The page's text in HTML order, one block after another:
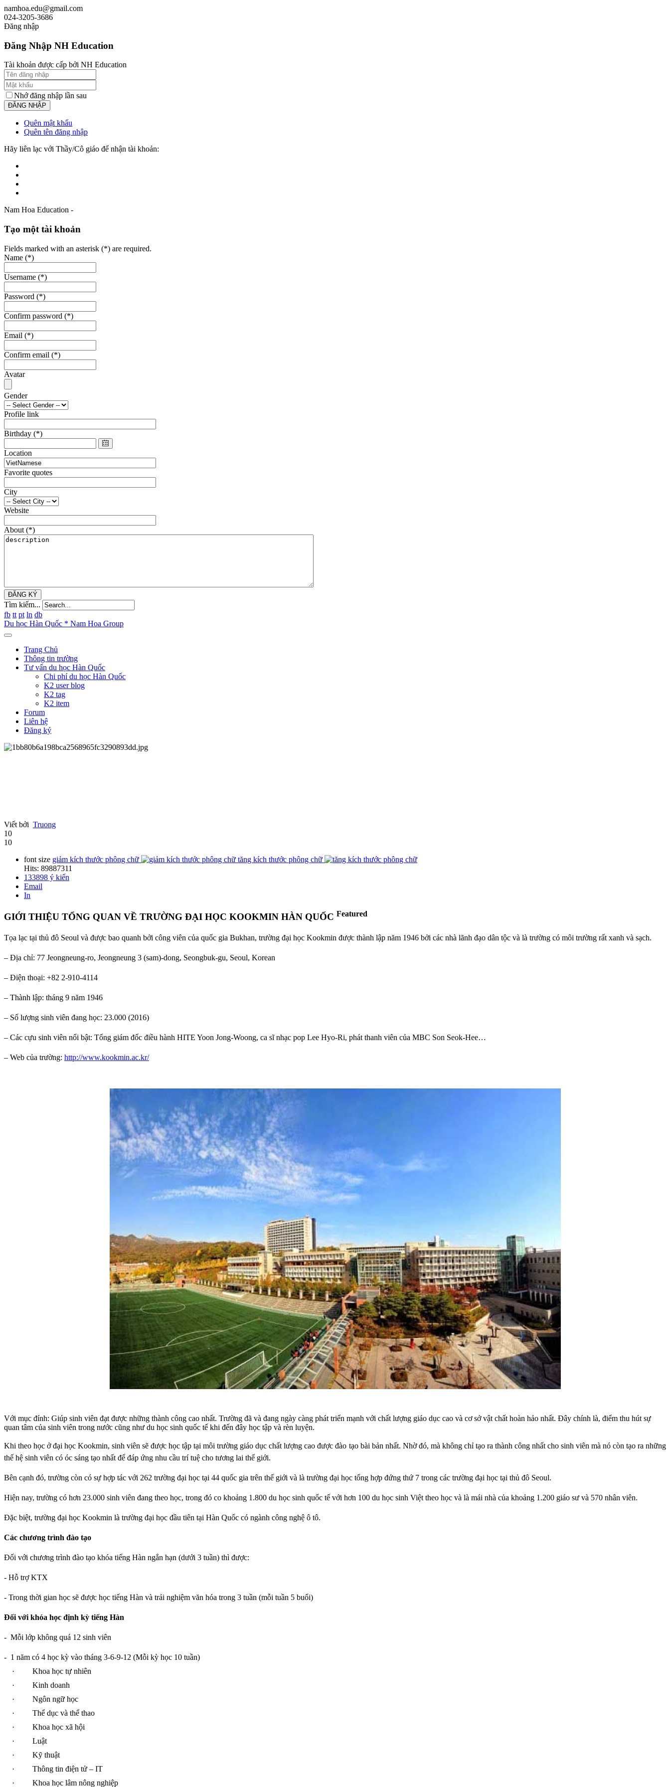
namhoa.edu@gmail.com
024-3205-3686
Đăng nhập
Đăng Nhập NH Education
Tài khoản được cấp bởi NH Education
Nhớ đăng nhập lần sau
Quên mật khẩu
Quên tên đăng nhập
Hãy liên lạc với Thầy/Cô giáo để nhận tài khoản:
Nam Hoa Education -
Tạo một tài khoản
Fields marked with an asterisk (*) are required.
Name (*)
Username (*)
Password (*)
Confirm password (*)
Email (*)
Confirm email (*)
Avatar
Gender
Profile link
Birthday (*)
Location
Favorite quotes
City
Website
About (*)
ĐĂNG KÝ
Tìm kiếm...
fb tt pt ln db
Du học Hàn Quốc * Nam Hoa Group
Trang Chủ
Thông tin trường
Tư vấn du học Hàn Quốc
Chi phí du học Hàn Quốc
K2 user blog
K2 tag
K2 item
Forum
Liên hệ
Đăng ký
Viết bởi Truong
10
10
font size giảm kích thước phông chữ
tăng kích thước phông chữ
Hits: 89887311
133898 ý kiến
Email
In
GIỚI THIỆU TỔNG QUAN VỀ TRƯỜNG ĐẠI HỌC KOOKMIN HÀN QUỐC Featured
Tọa lạc tại thủ đô Seoul và được bao quanh bởi công viên của quốc gia Bukhan, trường đại học Kookmin được thành lập năm 1946 bởi các nhà lãnh đạo dân tộc và là trường có môi trường rất xanh và sạch.
– Địa chỉ: 77 Jeongneung-ro, Jeongneung 3 (sam)-dong, Seongbuk-gu, Seoul, Korean
– Điện thoại: +82 2-910-4114
– Thành lập: tháng 9 năm 1946
– Số lượng sinh viên đang học: 23.000 (2016)
– Các cựu sinh viên nổi bật: Tổng giám đốc điều hành HITE Yoon Jong-Woong, ca sĩ nhạc pop Lee Hyo-Ri, phát thanh viên của MBC Son Seok-Hee…
– Web của trường: http://www.kookmin.ac.kr/
Với mục đính: Giúp sinh viên đạt được những thành công cao nhất. Trường đã và đang ngày càng phát triển mạnh với chất lượng giáo dục cao và cơ sở vật chất hoàn hảo nhất. Đây chính là, điểm thu hút sự
quan tâm của sinh viên trong nước cũng như du học sinh quốc tế khi đến đây học tập và rèn luyện.
Khi theo học ở đại học Kookmin, sinh viên sẽ được học tập tại môi trường giáo dục chất lượng cao được đào tạo bài bản nhất. Nhờ đó, mà không chỉ tạo ra thành công nhất cho sinh viên mà nó còn tạo ra những
thế hệ sinh viên có óc sáng tạo nhất để đáp ứng nhu cầu trí tuệ cho tương lai thế giới.
Bên cạnh đó, trường còn có sự hợp tác với 262 trường đại học tại 44 quốc gia trên thế giới và là trường đại học tổng hợp đứng thứ 7 trong các trường đại học tại thủ đô Seoul.
Hiện nay, trường có hơn 23.000 sinh viên đang theo học, trong đó co khoảng 1.800 du học sinh quốc tế với hơn 100 du học sinh Việt theo học và là mái nhà của khoảng 1.200 giáo sư và 570 nhân viên.
Đặc biệt, trường đại học Kookmin là trường đại học đầu tiên tại Hàn Quốc có ngành công nghệ ô tô.
Các chương trình đào tạo
Đối với chương trình đào tạo khóa tiếng Hàn ngắn hạn (dưới 3 tuần) thì được:
- Hỗ trợ KTX
- Trong thời gian học sẽ được học tiếng Hàn và trải nghiệm văn hóa trong 3 tuần (mỗi tuần 5 buổi)
Đối với khóa học định kỳ tiếng Hàn
- Mỗi lớp không quá 12 sinh viên
- 1 năm có 4 học kỳ vào tháng 3-6-9-12 (Mỗi kỳ học 10 tuần)
·
Khoa học tự nhiên
·
Kinh doanh
·
Ngôn ngữ học
·
Thể dục và thể thao
·
Khoa học xã hội
·
Luật
·
Kỹ thuật
·
Thông tin điện tử – IT
·
Khoa học lâm nông nghiệp